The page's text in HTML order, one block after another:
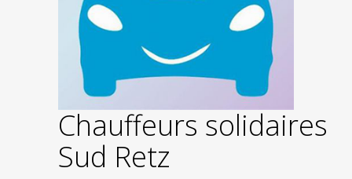
Chauffeurs solidaires
Sud Retz